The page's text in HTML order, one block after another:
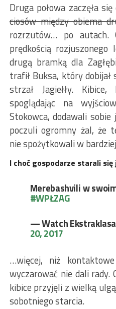
Druga połowa zaczęła się
ciosów między obiema
rozrzutów… po autach.
prędkością rozjuszonego
drugą bramką dla
trafił Buksa, który
strzał Jagiełły.
spoglądając na
Stokowca, dodawali
poczuli ogromny żal, że
nie spożytkowali w
I choć gospodarze starali
Merebashvili w
#WPŁZAG
— Watch
20, 2017
…więcej, niż
wyczarować nie dali
kibice przyjęli z wielką
sobotniego starcia.